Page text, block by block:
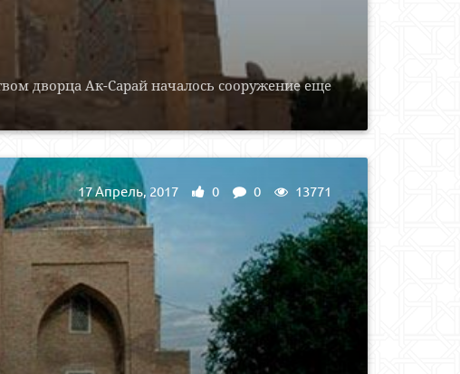
дворца Ак-Сарай началось сооружение еще
17 Апрель, 2017 0 0 13771